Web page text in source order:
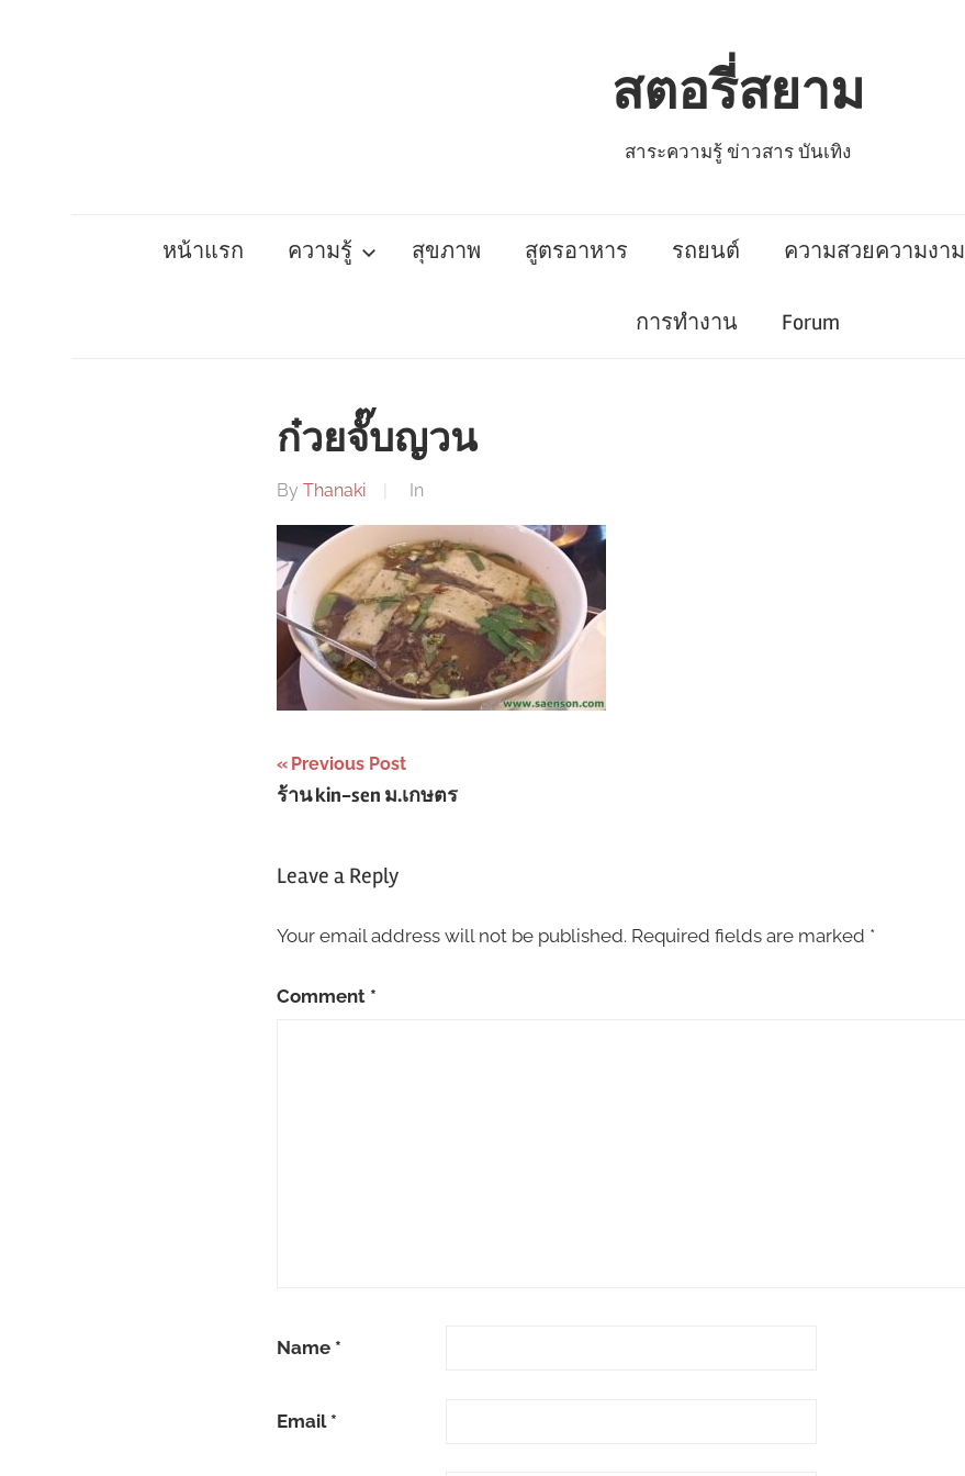
สตอรี่สยาม
สาระความรู้ ข่าวสาร บันเทิง
หน้าแรก ความรู้ สุขภาพ สูตรอาหาร รถยนต์ ความสวยความงาม
การทำงาน Forum
ก๋วยจั๊บญวน
By Thanaki In
Post
navigation
Previous Post
ร้าน kin-sen ม.เกษตร
Leave a Reply
Your email address will not be published. Required fields are marked *
Comment *
Name *
Email *